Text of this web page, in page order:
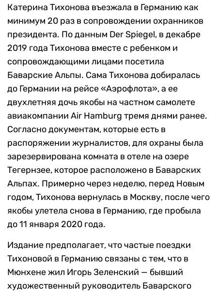
Катерина Тихонова въезжала в Германию как
минимум 20 раз в сопровождении охранников
президента. По данным Der Spiegel, в декабре
2019 года Тихонова вместе с ребенком и
сопровождающими лицами посетила
Баварские Альпы. Сама Тихонова добиралась
до Германии на рейсе «Аэрофлота», а ее
двухлетняя дочь якобы на частном самолете
авиакомпании Air Hamburg тремя днями ранее.
Согласно документам, которые есть в
распоряжении журналистов, для охраны была
зарезервирована комната в отеле на озере
Тегернзее, которое расположено в Баварских
Альпах. Примерно через неделю, перед Новым
годом, Тихонова вернулась в Москву, после чего
якобы улетела снова в Германию, где пробыла
до 11 января 2020 года.
Издание предполагает, что частые поездки
Тихоновой в Германию связаны с тем, что в
Мюнхене жил Игорь Зеленский — бывший
художественный руководитель Баварского